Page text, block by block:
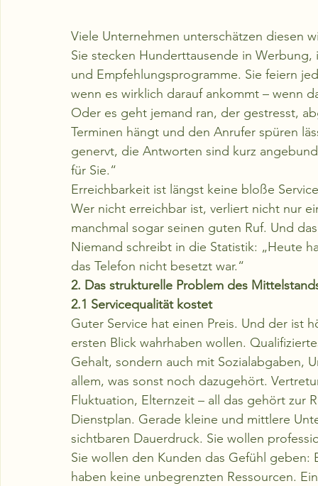
Viele Unternehmen unterschätzen diesen
Sie stecken Hunderttausende in
und Empfehlungsprogramme. Sie feiern
wenn es wirklich darauf ankommt – wenn
Oder es geht jemand ran, der gestresst,
Terminen hängt und den Anrufer spüren
genervt, die Antworten sind kurz
für Sie.“
Erreichbarkeit ist längst keine bloße
Wer nicht erreichbar ist, verliert nicht nur
manchmal sogar seinen guten Ruf. Und
Niemand schreibt in die Statistik: „Heute
das Telefon nicht besetzt war.“
2. Das strukturelle Problem des
2.1 Servicequalität kostet
Guter Service hat einen Preis. Und der ist
ersten Blick wahrhaben wollen.
Gehalt, sondern auch mit Sozialabgaben,
allem, was sonst noch dazugehört.
Fluktuation, Elternzeit – all das gehört zur
Dienstplan. Gerade kleine und mittlere
sichtbaren Dauerdruck. Sie wollen
Sie wollen den Kunden das Gefühl
haben keine unbegrenzten Ressourcen.